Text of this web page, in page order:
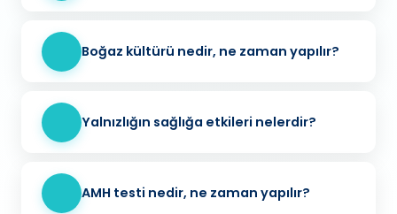
Boğaz kültürü nedir, ne zaman yapılır?
Yalnızlığın sağlığa etkileri nelerdir?
AMH testi nedir, ne zaman yapılır?